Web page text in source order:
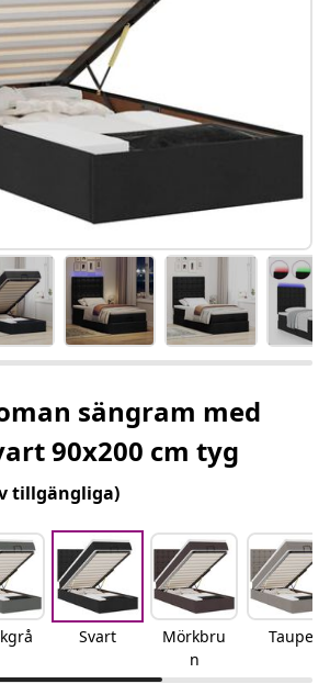
sängram med
90x200 cm tyg
tillgängliga)
Svart
Mörkbru
n
Taupe